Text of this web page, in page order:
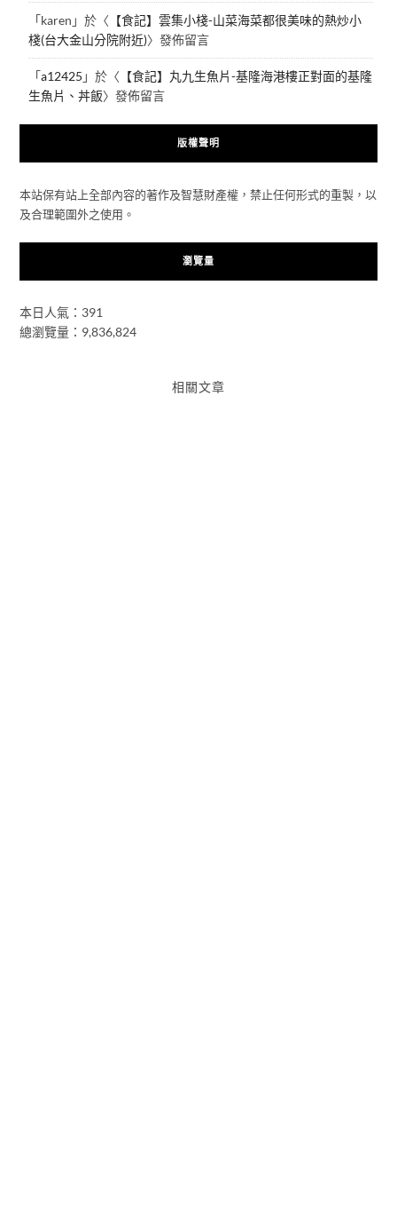
「karen 」於〈 【食記】雲集小棧-山菜海菜都很美味的熱炒小
棧(台大金山分院附近)〉發佈留言
「a12425 」於〈 【食記】丸九生魚片-基隆海港樓正對面的基隆
生魚片、丼飯〉發佈留言
版權聲明
本站保有站上全部內容的著作及智慧財產權，禁止任何形式的重製，以
及合理範圍外之使用。
瀏覽量
本日人氣：391
總瀏覽量：9,836,824
相關文章